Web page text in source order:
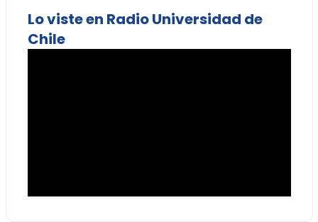
Lo viste en Radio Universidad de
Chile